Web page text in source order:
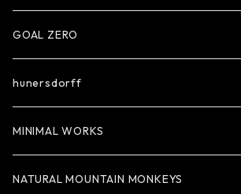
GOAL ZERO
hunersdorff
MINIMAL WORKS
NATURAL MOUNTAIN MONKEYS